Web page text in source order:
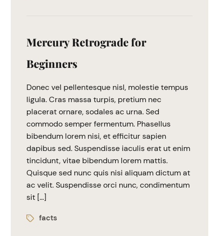
Mercury Retrograde for
Beginners
Donec vel pellentesque nisl, molestie tempus
ligula. Cras massa turpis, pretium nec
placerat ornare, sodales ac urna. Sed
commodo semper fermentum. Phasellus
bibendum lorem nisi, et efficitur sapien
dapibus sed. Suspendisse iaculis erat ut enim
tincidunt, vitae bibendum lorem mattis.
Quisque sed nunc quis nisi aliquam dictum at
ac velit. Suspendisse orci nunc, condimentum
sit […]
facts